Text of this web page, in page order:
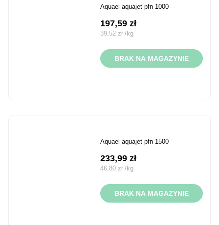
aquael aquajet pfn 1000
197,59zł
39,52 zł /kg
BRAK NA MAGAZYNIE
aquael aquajet pfn 1500
233,99zł
46,80 zł /kg
BRAK NA MAGAZYNIE